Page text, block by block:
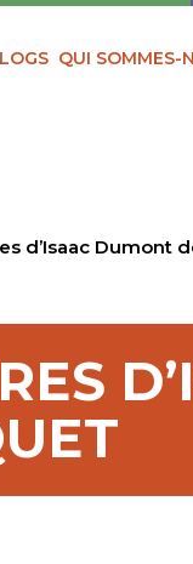
QUI SOMMES-
d’Isaac Dumont